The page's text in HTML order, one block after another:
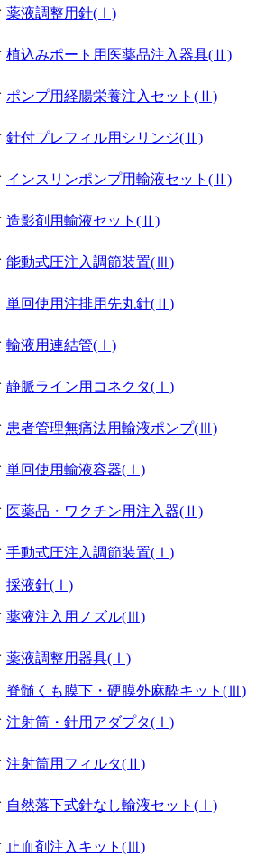
薬液調整用針(Ⅰ)
植込みポート用医薬品注入器具(Ⅱ)
ポンプ用経腸栄養注入セット (Ⅱ)
針付プレフィル用シリンジ(Ⅱ)
インスリンポンプ用輸液セット (Ⅱ)
造影剤用輸液セット (Ⅱ)
能動式圧注入調節装置(Ⅲ)
単回使用注排用先丸針(Ⅱ)
輸液用連結管(Ⅰ)
静脈ライン用コネクタ(Ⅰ)
患者管理無痛法用輸液ポンプ(Ⅲ)
単回使用輸液容器(Ⅰ)
医薬品・ワクチン用注入器(Ⅱ)
手動式圧注入調節装置(Ⅰ)
採液針(Ⅰ)
薬液注入用ノズル(Ⅲ)
薬液調整用器具(Ⅰ)
脊髄くも膜下・硬膜外麻酔キット (Ⅲ)
注射筒・針用アダプタ(Ⅰ)
注射筒用フィルタ(Ⅱ)
自然落下式針なし輸液セット (Ⅰ)
止血剤注入キット (Ⅲ)